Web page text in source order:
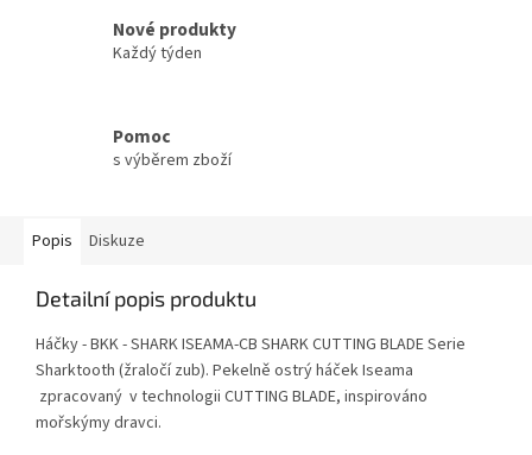
Nové produkty
Každý týden
Pomoc
s výběrem zboží
Popis Diskuze
Detailní popis produktu
Háčky - BKK - SHARK ISEAMA-CB SHARK CUTTING BLADE Serie
Sharktooth (žraločí zub). Pekelně ostrý háček Iseama
zpracovaný v technologii CUTTING BLADE, inspirováno
mořskýmy dravci.